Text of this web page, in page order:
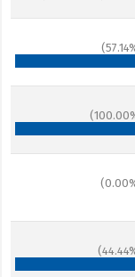
57.14
100.00
0.00
44.44